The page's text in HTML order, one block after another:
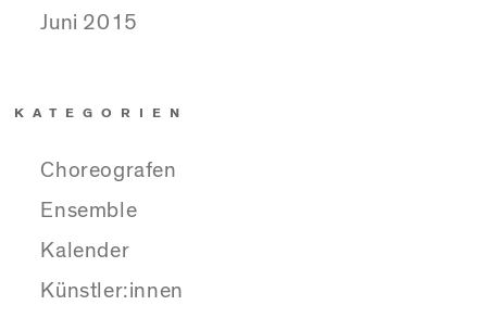
Juni 2015
KATEGORIEN
Choreografen
Ensemble
Kalender
Künstler:innen